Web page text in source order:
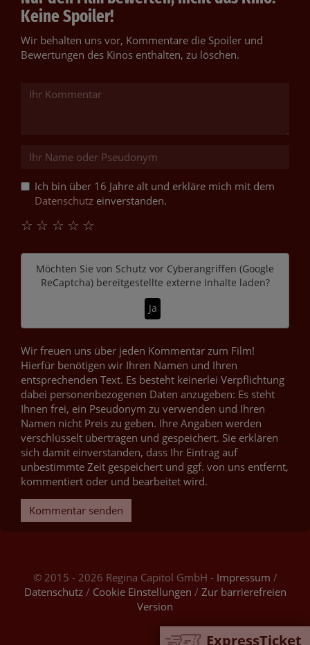
ExpressTicket
Keine Spoiler!
Wir behalten uns vor, Kommentare die Spoiler und
Bewertungen des Kinos enthalten, zu löschen.
Ich bin über 16 Jahre alt und erkläre mich mit dem
Datenschutz einverstanden.
☆
☆
☆
☆
☆
Möchten Sie von Schutz vor Cyberangriffen (Google
ReCaptcha)bereitgestellte externe Inhalte laden?
Ja
Wir freuen uns über jeden Kommentar zum Film!
Hierfür benötigen wir Ihren Namen und Ihren
entsprechenden Text. Es besteht keinerlei Verpflichtung
dabei personenbezogenen Daten anzugeben: Es steht
Ihnen frei, ein Pseudonym zu verwenden und Ihren
Namen nicht Preis zu geben. Ihre Angaben werden
verschlüsselt übertragen und gespeichert. Sie erklären
sich damit einverstanden, dass Ihr Eintrag auf
unbestimmte Zeit gespeichert und ggf. von uns entfernt,
kommentiert oder und bearbeitet wird.
Kommentar senden
© 2015 - 2026 Regina Capitol GmbH - Impressum /
Datenschutz/ Cookie Einstellungen / Zur barrierefreien
Version